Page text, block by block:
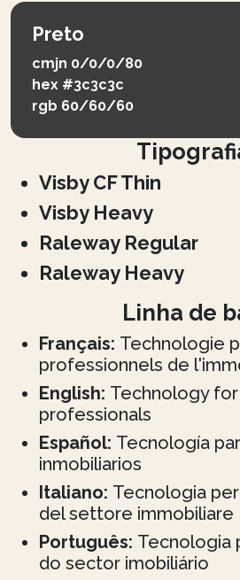
Preto
cmjn 0/0/0/80
hex #3c3c3c
rgb 60/60/60
Visby CF Thin
Visby Heavy
Raleway Regular
Raleway Heavy
Linha de
Français: Technologie
professionnels de
English: Technology
professionals
Español: Tecnología
inmobiliarios
Italiano: Tecnologia
del settore immobiliare
Português: Tecnologia
do sector imobiliário